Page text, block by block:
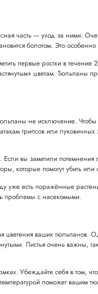
часть — уход за ними.
болотом. Это
первые ростки в
цветам.
не исключение.
трипсов или
вы заметили
которые помогут убить или
уже есть поражённые
проблемы с насекомыми.
цветения ваших
Листья очень важны,
Убеждайте себя в том,
поможет вашим